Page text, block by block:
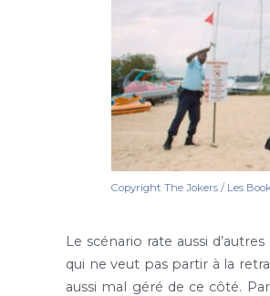
Copyright The Jokers / Les
Le scénario rate aussi
qui ne veut pas partir à la
aussi mal géré de ce côté.